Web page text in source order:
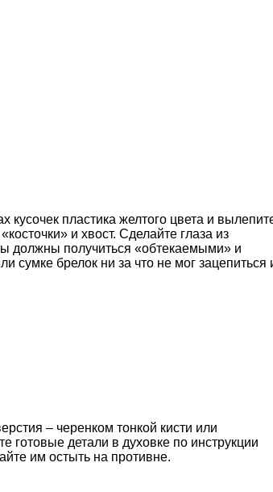
кусочек пластика желтого цвета и
и хвост. Сделайте глаза из
должны получиться «обтекаемыми» и
сумке брелок ни за что не мог зацепиться
– черенком тонкой кисти или
готовые детали в духовке по инструкции
им остыть на противне.